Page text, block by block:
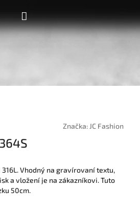
Nákupní
košík
Značka: JC Fashion
Vhodný na gravírovaní textu,
a vložení je na zákazníkovi. Tuto
50cm.